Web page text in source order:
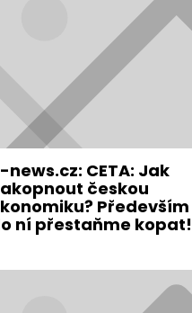
news.cz: CETA: Jak
českou
Především
ní přestaňme kopat!